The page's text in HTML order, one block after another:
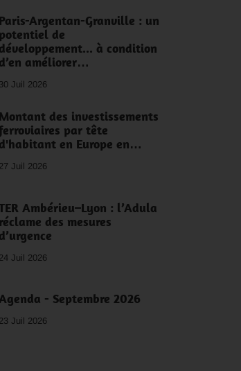
Paris-Argentan-Granville : un
potentiel de
développement... à condition
d’en améliorer…
30 Juil 2026
Montant des investissements
par tête
d'habitant en Europe en…
27 Juil 2026
Ambérieu–Lyon : l’Adula
réclame des mesures
d’urgence
24 Juil 2026
- Septembre 2026
23 Juil 2026